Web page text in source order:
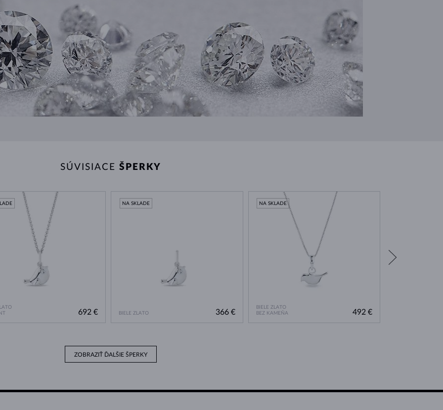
SÚVISIACE ŠPERKY
692 € BIELE ZLATO
NA SKLADE
366 €
BIELE ZLATO
BEZ KAMEŇA
NA SKLADE
492 €
ZOBRAZIŤ ĎALŠIE ŠPERKY